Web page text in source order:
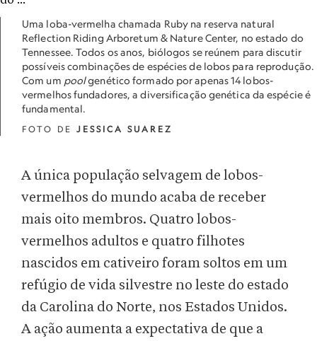
Uma loba-vermelha chamada Ruby na reserva natural
Reflection Riding Arboretum & Nature Center, no estado do
Tennessee. Todos os anos, biólogos se reúnem para discutir
possíveis combinações de espécies de lobos para reprodução.
Com um poolgenético formado por apenas 14 lobos-
vermelhos fundadores, a diversificação genética da espécie é
fundamental.
FOTO DE JESSICA SUAREZ
A única população selvagem de lobos-
vermelhos do mundo acaba de receber
mais oito membros. Quatro lobos-
vermelhos adultos e quatro filhotes
nascidos em cativeiro foram soltos em um
refúgio de vida silvestre no leste do estado
da Carolina do Norte, nos Estados Unidos.
A ação aumenta a expectativa de que a